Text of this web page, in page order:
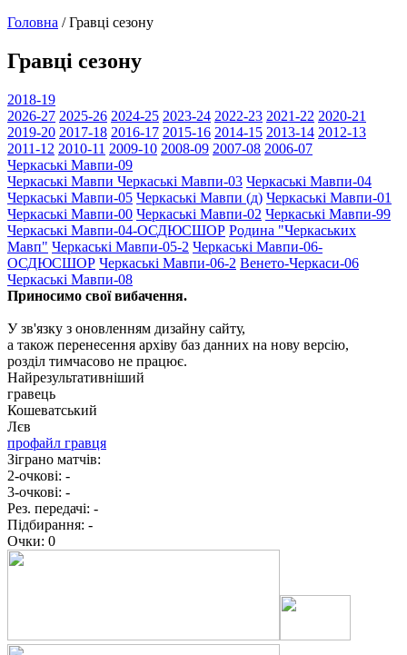
Головна /Гравці сезону
Гравці сезону
2018-19
2026-27 2025-26 2024-25 2023-24 2022-23 2021-22 2020-21
2019-20 2017-18 2016-17 2015-16 2014-15 2013-14 2012-13
2011-12 2010-11 2009-10 2008-09 2007-08 2006-07
Черкаські Мавпи-09
Черкаські Мавпи Черкаські Мавпи-03 Черкаські Мавпи-04
Черкаські Мавпи-05 Черкаські Мавпи (д) Черкаські Мавпи-01
Черкаські Мавпи-00 Черкаські Мавпи-02 Черкаські Мавпи-99
Черкаські Мавпи-04-ОСДЮСШОР Родина "Черкаcьких
Мавп" Черкаські Мавпи-05-2 Черкаські Мавпи-06-
ОСДЮСШОР Черкаські Мавпи-06-2 Венето-Черкаси-06
Черкаські Мавпи-08
Приносимо свої вибачення.
У зв'язку з оновленням дизайну сайту,
а також перенесення архіву баз данних на нову версію,
розділ тимчасово не працює.
Найрезультативніший
гравець
Кошеватський
Лєв
профайл гравця
Зіграно матчів:
2-очкові: -
3-очкові: -
Рез. передачі: -
Підбирання: -
Очки: 0